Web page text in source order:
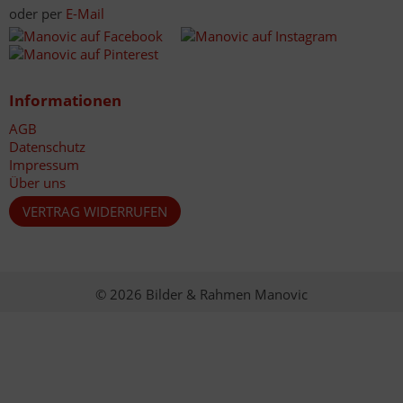
oder per E-Mail
Informationen
AGB
Datenschutz
Impressum
Über uns
VERTRAG WIDERRUFEN
© 2026 Bilder & Rahmen Manovic